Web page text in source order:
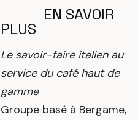
EN SAVOIR
PLUS
Le savoir-faire italien au
service du café haut de
gamme
Groupe basé à Bergame,